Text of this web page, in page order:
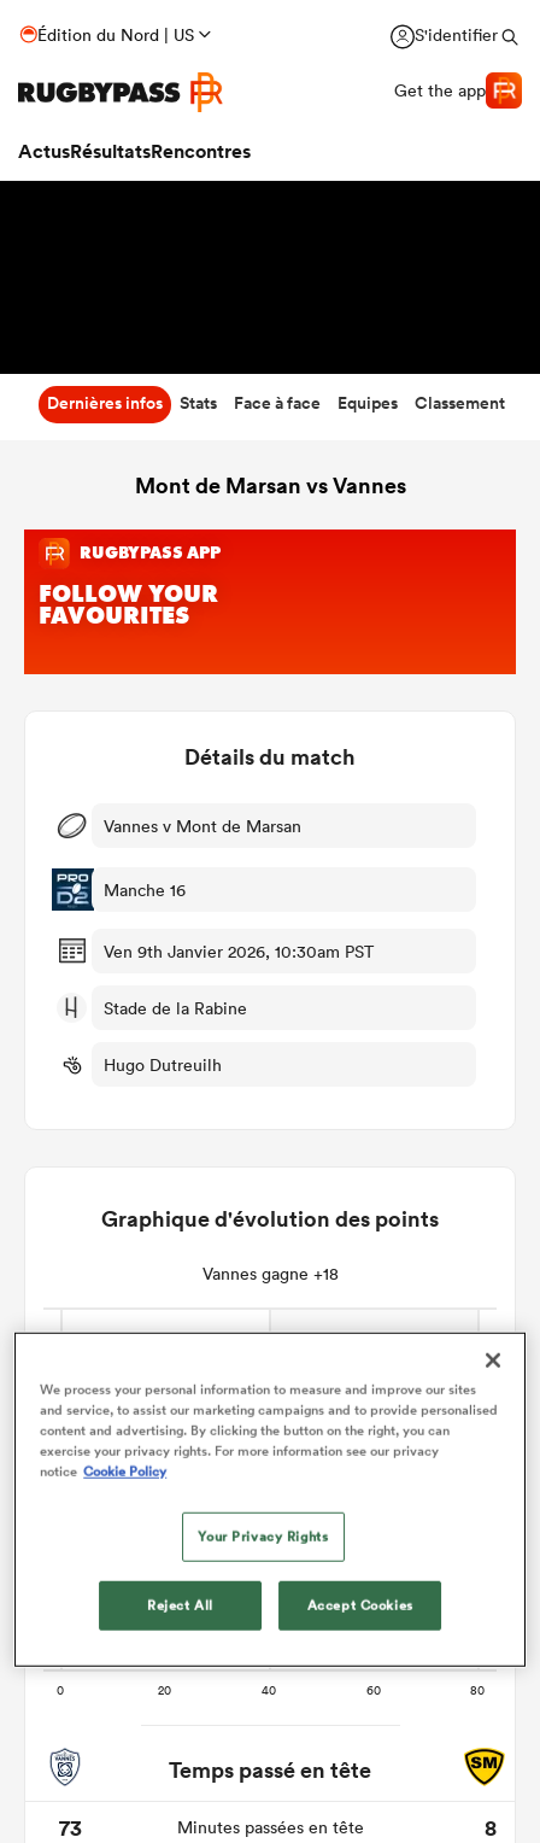
Édition du Nord | US S'identifier
Get the app
ActusRésultatsRencontres
Dernières infos Stats Face à face Equipes Classement
Mont de Marsan vs Vannes
Détails du match
Vannes v Mont de Marsan
Manche 16
Ven 9th Janvier 2026, 10:30am PST
Stade de la Rabine
Hugo Dutreuilh
Graphique d'évolution des points
Vannes gagne +18
Temps passé en tête
73
Minutes passées en tête
8
We process your personal information to measure and improve our sites
and service, to assist our marketing campaigns and to provide personalised
content and advertising. By clicking the button on the right, you can
exercise your privacy rights. For more information see our privacy
notice Cookie Policy
Your Privacy Rights
Reject All Accept Cookies